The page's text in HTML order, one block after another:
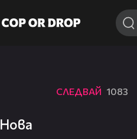
СЛЕДВАЙ 1083